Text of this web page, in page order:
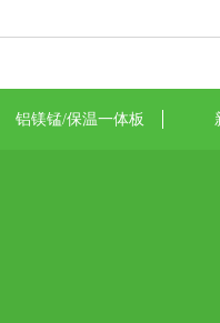
铝镁锰/保温一体板